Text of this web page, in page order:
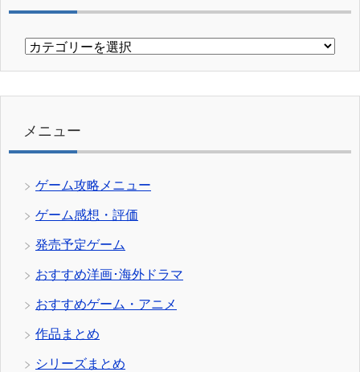
カ
リ
メニュー
ゲーム攻略メニュー
ゲーム感想・評価
発売予定ゲーム
おすすめ洋画･海外ドラマ
おすすめゲーム・アニメ
作品まとめ
シリーズまとめ